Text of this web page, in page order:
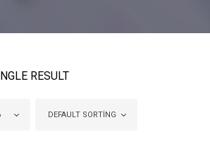
RESULT
DEFAULT SORTING